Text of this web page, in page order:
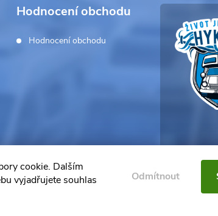
cookie. Dalším
vyjadřujete souhlas
Odmítnout
Hodnocení obchodu
Hodnocení obchodu